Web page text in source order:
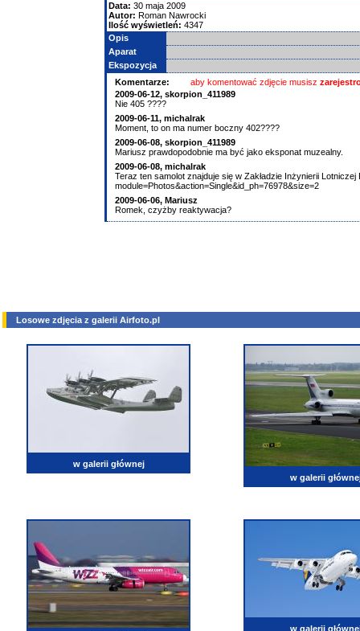
Data: 30 maja 2009
Autor: Roman Nawrocki
Ilość wyświetleń: 4347
Opis
Aparat
Ekspozycja
Komentarze:
aby komentować zdjęcie musisz
2009-06-12, skorpion_411989
Nie 405 ????
2009-06-11, michalrak
Moment, to on ma numer boczny 402????
2009-06-08, skorpion_411989
Mariusz prawdopodobnie ma być jako eksponat muzealny.
2009-06-08, michalrak
Teraz ten samolot znajduje się w Zakładzie Inżynierii
module=Photos&action=Single&id_ph=76978&size=2
2009-06-06, Mariusz
Romek, czyżby reaktywacja?
Losowe zdjęcia z galerii Airfoto.pl
w galerii głównej
w galerii
w galerii